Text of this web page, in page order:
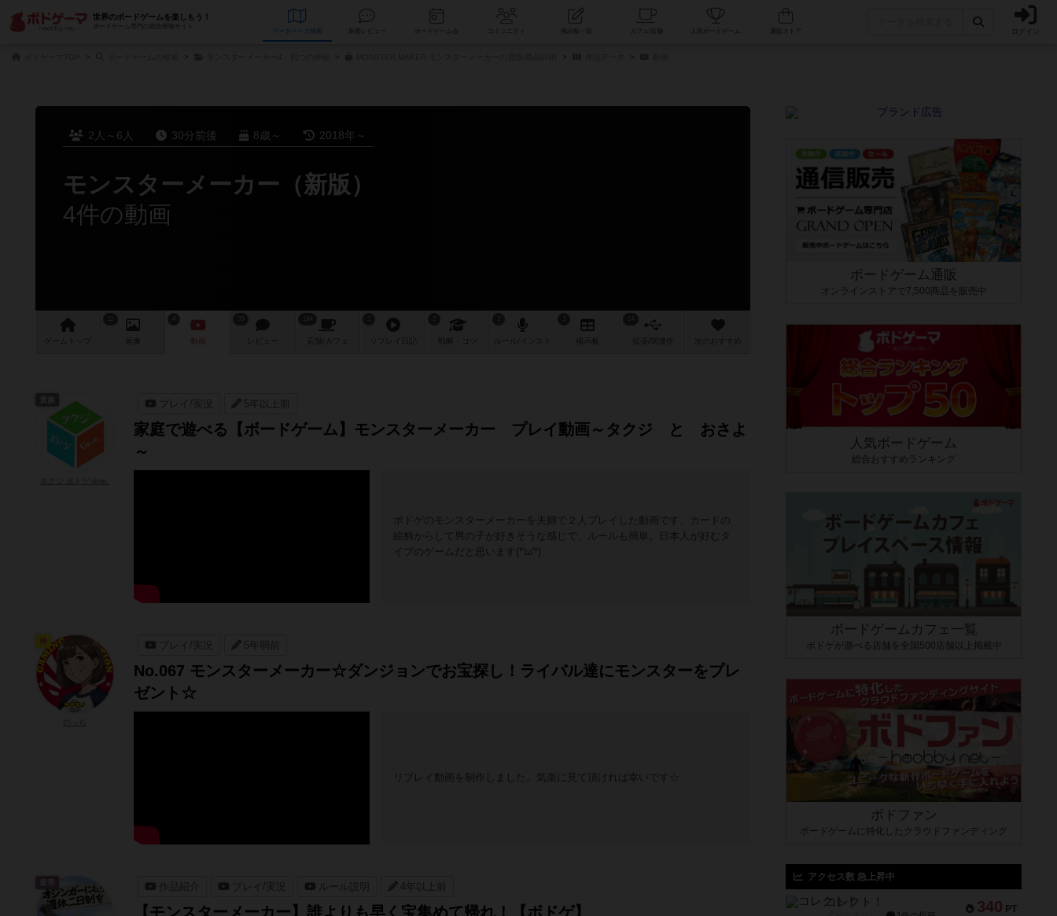
世界のボードゲームを楽しもう！
ボードゲーム専門の総合情報サイト
データベース コミュニティ 人気ボードゲーム ログイン
2人～6人 30分前後 8歳～ 2018年～
モンスターメーカー（新版）
4件の動画
ゲーム 画像 レビュー 店舗/ カフェ 戦略 作 次のおすすめ
プレイ/実況 5年以上前
家庭で遊べる【ボードゲーム】モンスターメーカー プレイ動画～タクジ と おさよ
～
ボドゲのモンスターメーカーを夫婦で２人プレイした動画です。カードの
絵柄からして男の子が好きそうな感じで、ルールも簡単。日本人が好むタ
イプのゲームだと思います(*'ω'*)
プレイ/実況 5年弱前
No.067 モンスターメーカー☆ダンジョンでお宝探し！ライバル達にモンスターをプレ
ゼント☆
リプレイ動画を制作しました。気楽に見て頂ければ幸いです☆
作品紹介 プレイ/実況 ルール説明 4年以上前
【モンスターメーカー】誰よりも早く宝集めて帰れ！【ボドゲ】
皇帝
ボードゲーム通販
オンラインストアで7,500商品を販売中
人気ボードゲーム
総合おすすめランキング
ボードゲームカフェ一覧
ボドゲが遊べる店舗を全国500店舗以上掲載中
ボドファン
ボードゲームに特化したクラウドファンディング
アクセス数 急上昇中
340 PT
コレクト！